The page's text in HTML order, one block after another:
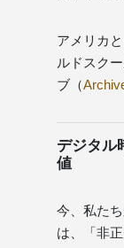
アメリカ
ルドスク
ブ（
デジタル
値
今、私た
は、「非正